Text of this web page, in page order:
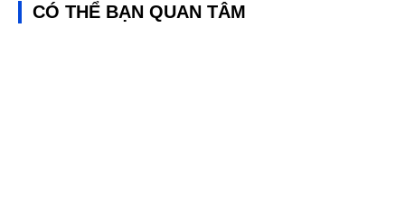
CÓ THỂ BẠN QUAN TÂM